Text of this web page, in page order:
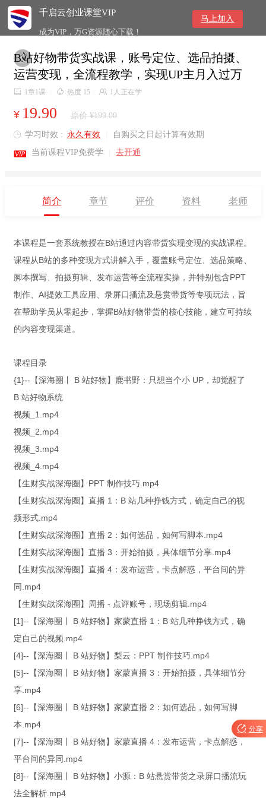
千启云创业课堂VIP
成为VIP，万G资源随心下载！
马上加入

B站好物带货实战课，账号定位、选品拍摄、
运营变现，全流程教学，实现UP主月入过万
 1章1课  热度 15  1人正在学
¥ 19.90 原价 ¥199.00
 学习时效 : 永久有效 自购买之日起计算有效期
 当前课程VIP免费学 去开通
简介 章节 评价 资料 老师
本课程是一套系统教授在B站通过内容带货实现变现的实战课程。
课程从B站的多种变现方式讲解入手，覆盖账号定位、选品策略、
脚本撰写、拍摄剪辑、发布运营等全流程实操，并特别包含PPT
制作、AI提效工具应用、录屏口播流及悬赏带货等专项玩法，旨
在帮助学员从零起步，掌握B站好物带货的核心技能，建立可持续
的内容变现渠道。
课程目录
{1}--【深海圈丨 B 站好物】鹿书野：只想当个小 UP，却觉醒了
B 站好物系统
视频_1.mp4
视频_2.mp4
视频_3.mp4
视频_4.mp4
【生财实战深海圈】PPT 制作技巧.mp4
【生财实战深海圈】直播 1：B 站几种挣钱方式，确定自己的视
频形式.mp4
【生财实战深海圈】直播 2：如何选品，如何写脚本.mp4
【生财实战深海圈】直播 3：开始拍摄，具体细节分享.mp4
【生财实战深海圈】直播 4：发布运营，卡点解惑，平台间的异
同.mp4
【生财实战深海圈】周播 - 点评账号，现场剪辑.mp4
[1]--【深海圈丨 B 站好物】家蒙直播 1：B 站几种挣钱方式，确
定自己的视频.mp4
[4]--【深海圈丨 B 站好物】梨云：PPT 制作技巧.mp4
[5]--【深海圈丨 B 站好物】家蒙直播 3：开始拍摄，具体细节分
享.mp4
[6]--【深海圈丨 B 站好物】家蒙直播 2：如何选品，如何写脚
本.mp4
[7]--【深海圈丨 B 站好物】家蒙直播 4：发布运营，卡点解惑，
平台间的异同.mp4
[8]--【深海圈丨 B 站好物】小源：B 站悬赏带货之录屏口播流玩
法全解析.mp4
 分享